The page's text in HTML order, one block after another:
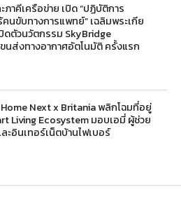
ภาคีเครือข่าย เปิด “ปฏิบัติการ
คนขับทางการแพทย์” เฉลิมพระเกีย
ดตัวนวัตกรรม SkyBridge
ส่งทางอากาศอัตโนมัติ ครั้งแรก
Next x Britania พลิกโฉมที่อยู่
Living Ecosystem มอบเอมี่ ผู้ช่วย
ะอินเทอร์เน็ตบ้านไฟเบอร์